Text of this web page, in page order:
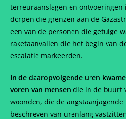
terreuraanslagen en ontvoeringen
dorpen die grenzen aan de
een van de personen die getuige
raketaanvallen die het begin van
escalatie markeerden.
In de daaropvolgende uren
voren van mensen die in de buurt
woonden, die de angstaanjagende
beschreven van urenlang